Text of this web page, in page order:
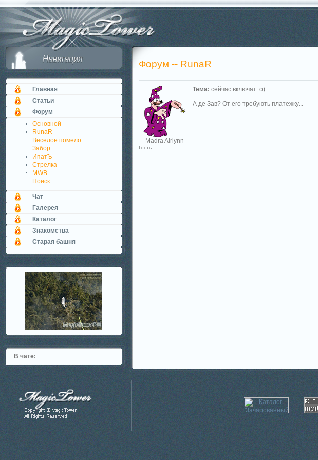
Главная
Статьи
Форум
Основной
RunaR
Веселое помело
Забор
ИпатЪ
Стрелка
MWB
Поиск
Чат
Галерея
Каталог
Знакомства
Старая башня
В чате:
Форум -- RunaR
Madra Airlynn
Гость
Тема: сейчас включат :о)
А де Зав? От его требують платежку...